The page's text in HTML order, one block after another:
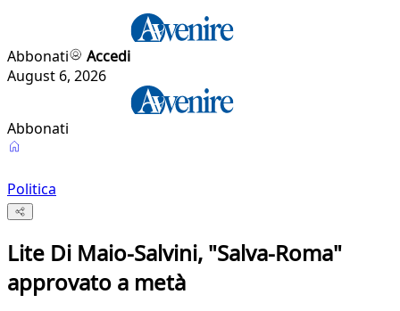
Abbonati
Accedi
August 6, 2026
Abbonati
Politica
Lite Di Maio-Salvini, "Salva-Roma"
approvato a metà